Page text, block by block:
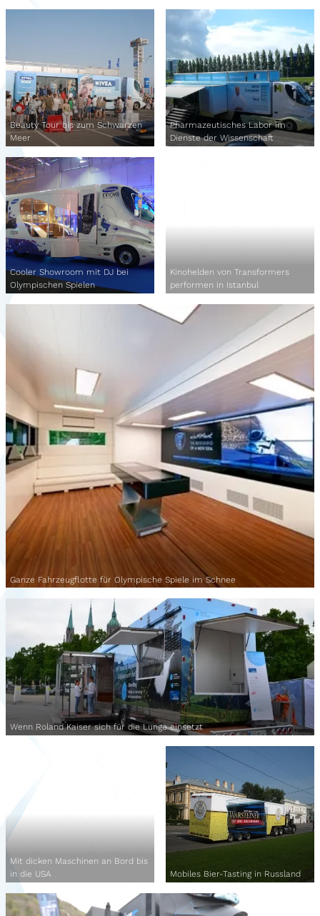
Beauty Tour bis zum Schwarzen
Meer
Pharmazeutisches Labor im
Dienste der Wissenschaft
Cooler Showroom mit DJ bei
Olympischen Spielen
Ganze Fahrzeugflotte für Olympische Spiele im Schnee
Kinohelden von Transformers
performen in Istanbul
Wenn Roland Kaiser sich für die Lunge einsetzt
Mit dicken Maschinen an Bord bis
in die USA
Mobiles Bier-Tasting in Russland